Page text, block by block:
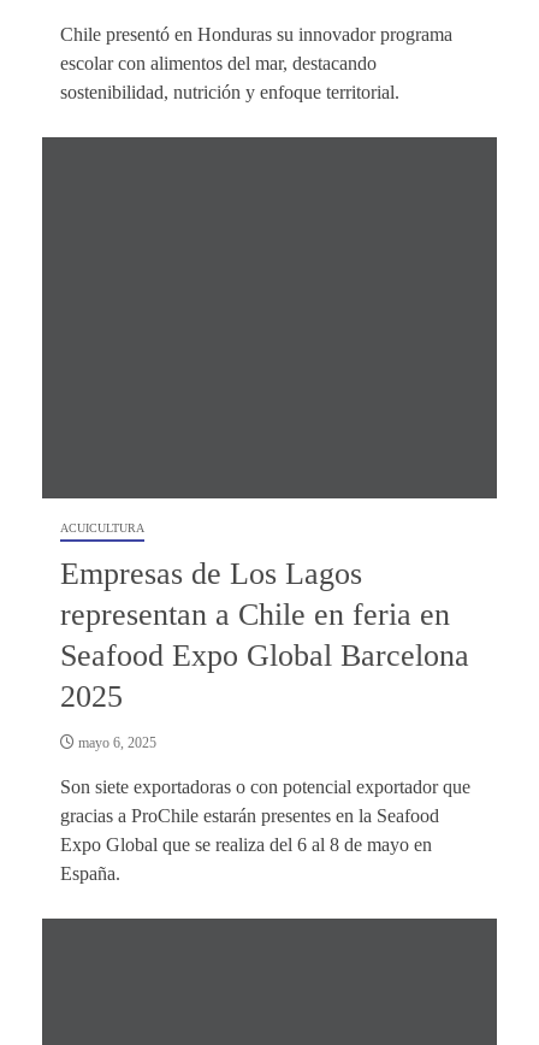
Chile presentó en Honduras su innovador programa
escolar con alimentos del mar, destacando
sostenibilidad, nutrición y enfoque territorial.
ACUICULTURA
Empresas de Los Lagos
representan a Chile en feria en
Seafood Expo Global Barcelona
2025
mayo 6, 2025
Son siete exportadoras o con potencial exportador que
gracias a ProChile estarán presentes en la Seafood
Expo Global que se realiza del 6 al 8 de mayo en
España.